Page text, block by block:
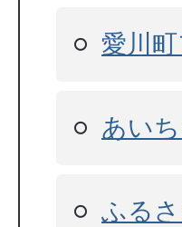
愛川
あい
ふる